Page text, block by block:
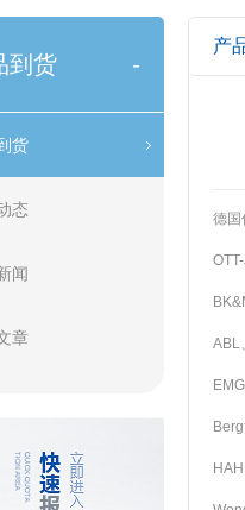
到货 -
货
态
闻
章
产
德国
ABL